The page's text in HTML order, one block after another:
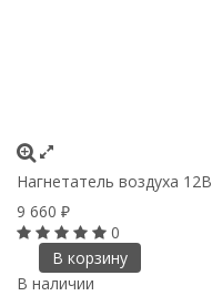
Нагнетатель воздуха 12В
9 660 ₽
0
В корзину
В наличии